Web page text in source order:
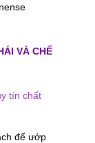
VÀ CHẾ
để ướp